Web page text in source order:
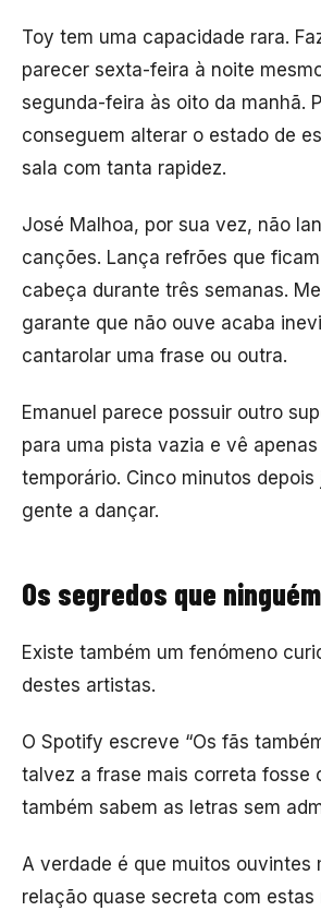
Toy tem uma capacidade rara.
parecer sexta-feira à noite
segunda-feira às oito da manhã.
conseguem alterar o estado de
sala com tanta rapidez.
José Malhoa, por sua vez, não
canções. Lança refrões que
cabeça durante três semanas.
garante que não ouve acaba
cantarolar uma frase ou outra.
Emanuel parece possuir outro
para uma pista vazia e vê
temporário. Cinco minutos
gente a dançar.
Os segredos que
Existe também um fenómeno
destes artistas.
O Spotify escreve “Os fãs
talvez a frase mais correta fosse
também sabem as letras sem
A verdade é que muitos ouvintes
relação quase secreta com estas